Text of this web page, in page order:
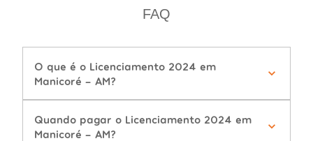
FAQ
O que é o Licenciamento 2024 em
Manicoré - AM?
Quando pagar o Licenciamento 2024 em
Manicoré - AM?